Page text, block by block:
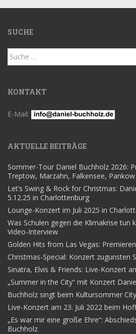
SUCHE
Suche
nach:
KONTAKT
E-Mail:
AKTUELLE BEITRÄGE
Sommer-Tour Daniel Buchholz 2026:
Treptow, Marzahn, Falkensee,
Let’s Swing & Rock for Christmas:
5.12.25 in Charlottenburg
Lounge-Konzert im Juli 2025 in
Was Schulen gegen die Klimakrise tun
Video-Interview
Golden Hits from Las Vegas:
Christmas-Special: Konzert zugunsten
Sinatra, Elvis & Friends: Live-Konzert
„Summer in the City“ mit Konzert
Buchholz singt beim Kultursommer
Live-Konzert am 23. Juli 2022 beim
„Es war mir eine große Ehre“:
Buchholz